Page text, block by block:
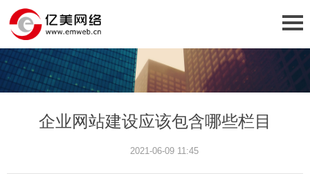
企业网站建设应该包含哪些栏目
2021-06-09 11:45